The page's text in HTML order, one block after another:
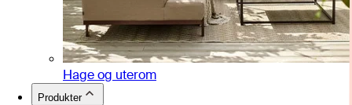
Hage og uterom
Produkter